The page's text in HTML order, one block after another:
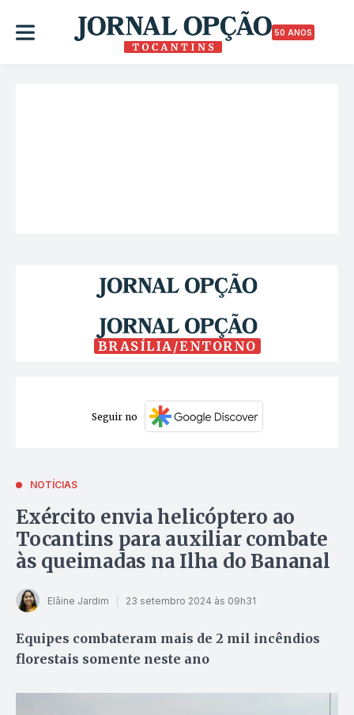
50 ANOS
BRASÍLIA/ENTORNO
Seguir no
NOTÍCIAS
Exército envia helicóptero ao
Tocantins para auxiliar combate
às queimadas na Ilha do Bananal
Elâine Jardim 23 setembro 2024 às 09h31
Equipes combateram mais de 2 mil incêndios
florestais somente neste ano